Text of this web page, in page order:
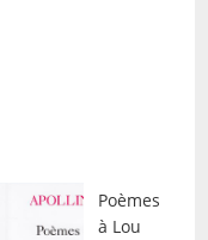
Poèmes
à Lou